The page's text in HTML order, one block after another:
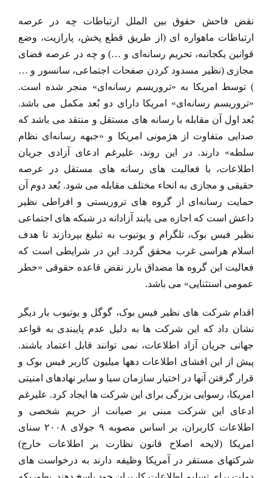
نقض فاحش حقوق بین الملل ارتباطات چه در عرصه
ارتباطات ماهواره ای (از طریق قطع پخش، پارازیت، وضع
قوانین یکجانبه، تحریم رسانه‌ای و …) و چه در عرصه فضای
مجازی (نظیر مسدود کردن صفحات اجتماعی، سانسور و …
) توسط امریکا به «تروریسم رسانه‌ای» منجر شده است.
«تروریسم رسانه‌ای» امریکا دارای دو بُعد مکمل می باشد.
بُعد اول آن مقابله با رسانه های مستقل و منتقد می باشد که
صدایی متفاوت از هژمونی امریکا و «جبهه رسانه‌ای نظام
سلطه» دارند. در این روند، علیرغم ادعای آزادی جریان
اطلاعات، با فعالیت های رسانه های مستقل در عرصه
حقیقی و مجازی به انحاء مختلف مقابله می شود. بُعد دوم آن
حمایت رسانه‌ای از گروه های تروریستی و افراطی نظیر
داعش است که اجازه می یابند آزادانه در شبکه های اجتماعی
نظیر فیس بوک، تلگرام و یوتیوب به تبلیغ بپردازند تا هدف
اسلام هراسی غرب محقق گردد. این در شرایطی است که
فعالیت این گروه ها مصداق بارز نقض قاعده حقوقی «خطر
عمومی استثنایی» می باشد.
اقدام شرکت های نظیر فیس بوک، گوگل و یوتیوب بار دیگر
نشان داد که این شرکت ها به دلیل عدم پایبندی به قواعد
جهانی جریان آزاد اطلاعات، نمی توانند قابل اعتماد باشند.
پیش از این افشای اطلاعات دهها میلیون کاربر فیس بوک و
قرار گرفتن آنها در اختیار سازمان سیا و سایر نهادهای امنیتی
امریکا، رسوایی بزرگی برای این شرکت ها ایجاد کرد. علیرغم
ادعای این شرکت مبنی بر صیانت از حریم شخصی و
اطلاعات کاربران، بر اساس مصوبه ۹ جولای ۲۰۰۸ سنای
امریکا (لایحه اصلاح قانون نظارت بر اطلاعات خارج)
شرکتهای مستقر در آمریکا وظیفه دارند به درخواست های